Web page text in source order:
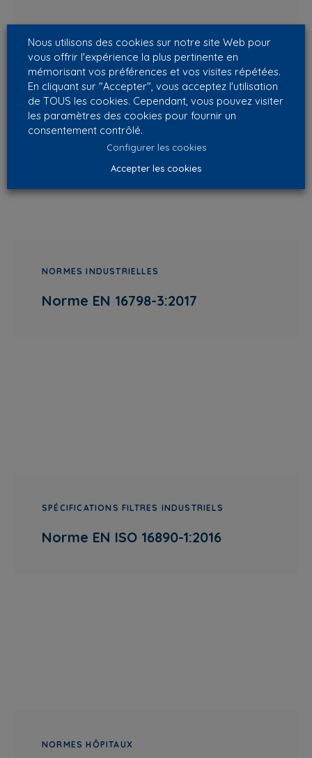
Norme EN779:2012
NORMES INDUSTRIELLES
Norme EN 16798-3:2017
SPÉCIFICATIONS FILTRES INDUSTRIELS
Norme EN ISO 16890-1:2016
NORMES HÔPITAUX
Nous utilisons des cookies sur notre site Web pour
vous offrir l'expérience la plus pertinente en
mémorisant vos préférences et vos visites répétées.
En cliquant sur "Accepter", vous acceptez l'utilisation
de TOUS les cookies. Cependant, vous pouvez visiter
les paramètres des cookies pour fournir un
consentement contrôlé.
Configurer les cookies
Accepter les cookies